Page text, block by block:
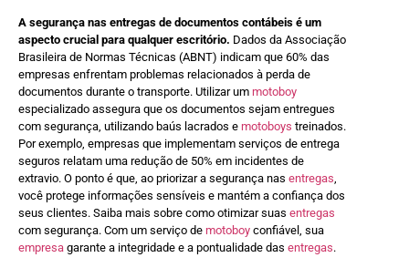
A segurança nas entregas de documentos contábeis é um
aspecto crucial para qualquer escritório. Dados da Associação
Brasileira de Normas Técnicas (ABNT) indicam que 60% das
empresas enfrentam problemas relacionados à perda de
documentos durante o transporte. Utilizar um motoboy
especializado assegura que os documentos sejam entregues
com segurança, utilizando baús lacrados e motoboys treinados.
Por exemplo, empresas que implementam serviços de entrega
seguros relatam uma redução de 50% em incidentes de
extravio. O ponto é que, ao priorizar a segurança nas entregas
você protege informações sensíveis e mantém a confiança dos
seus clientes. Saiba mais sobre como otimizar suas entregas
com segurança. Com um serviço de motoboy confiável, sua
empresa garante a integridade e a pontualidade das entregas.